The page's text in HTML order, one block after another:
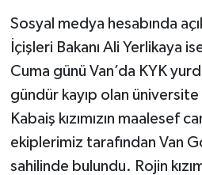
Sosyal medya hesabında
İçişleri Bakanı Ali Yerlikaya
Cuma günü Van’da KYK
gündür kayıp olan
Kabaiş kızımızın maalesef
ekiplerimiz tarafından Van
sahilinde bulundu. Rojin